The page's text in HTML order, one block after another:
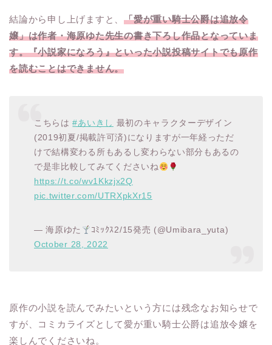
結論から申し上げますと、「愛が重い騎士公爵は追放令
嬢」は作者・海原ゆた先生の書き下ろし作品となっていま
す。『小説家になろう』といった小説投稿サイトでも原作
を読むことはできません。
こちらは#あいきし 最初のキャラクターデザイン
(2019初夏/掲載許可済)になりますが一年経っただ
けで結構変わる所もあるし変わらない部分もあるの
で是非比較してみてくださいね
https://t.co/wv1Kkzjx2Q
pic.twitter.com/UTRXpkXr15
— 海原ゆた
ｺﾐｯｸｽ2/15発売 (@Umibara_yuta)
October 28, 2022
原作の小説を読んでみたいという方には残念なお知らせで
すが、コミカライズとして愛が重い騎士公爵は追放令嬢を
楽しんでくださいね。